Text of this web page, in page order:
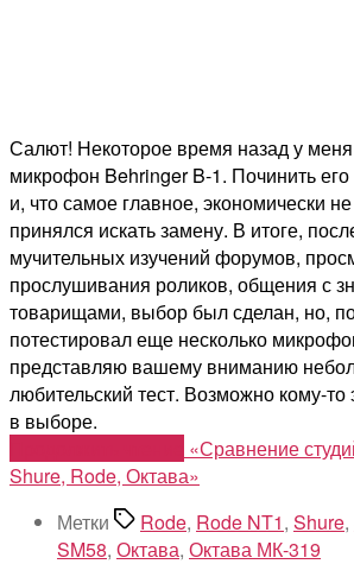
Салют! Некоторое время назад у
микрофон Behringer B-1. Починить
и, что самое главное, экономически
принялся искать замену. В итоге,
мучительных изучений форумов,
прослушивания роликов, общения с
товарищами, выбор был сделан, но,
потестировал еще несколько
представляю вашему вниманию
любительский тест. Возможно кому-то
в выборе.
«Сравнение
Shure, Rode, Октава»
Метки
Rode, Rode NT1, Shure,
SM58, Октава, Октава МК-319